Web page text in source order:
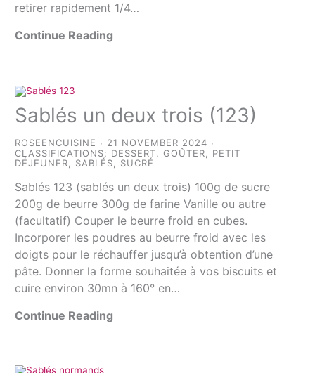
retirer rapidement 1/4…
Continue Reading
Sablés un deux trois (123)
ROSEENCUISINE
21 NOVEMBER 2024
CLASSIFICATIONS: DESSERT ,GOÛTER
PETIT
DÉJEUNER
SABLÉS SUCRÉ
Sablés 123 (sablés un deux trois) 100g de sucre
200g de beurre 300g de farine Vanille ou autre
(facultatif) Couper le beurre froid en cubes.
Incorporer les poudres au beurre froid avec les
doigts pour le réchauffer jusqu’à obtention d’une
pâte. Donner la forme souhaitée à vos biscuits et
cuire environ 30mn à 160° en…
Continue Reading